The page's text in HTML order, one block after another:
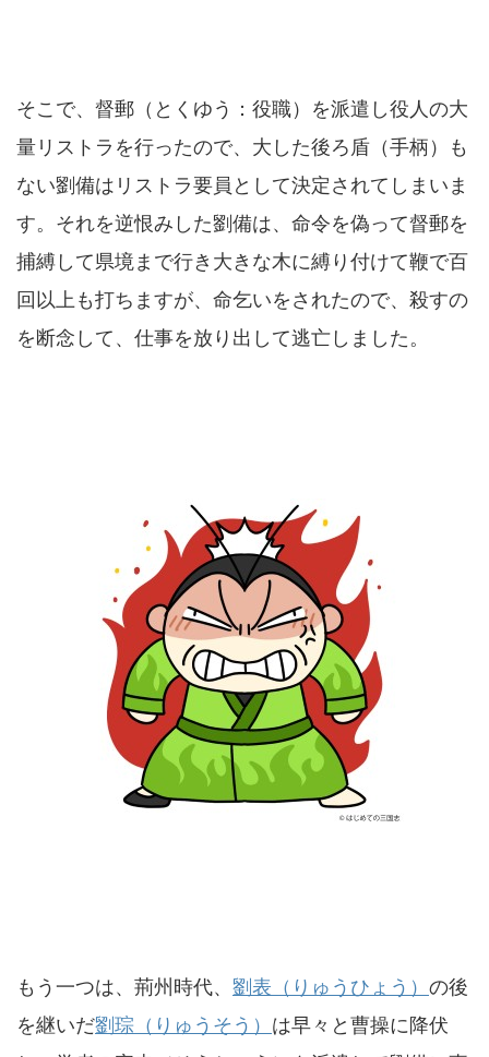
そこで、督郵（とくゆう：役職）を派遣し役人の大
量リストラを行ったので、大した後ろ盾（手柄）も
ない劉備はリストラ要員として決定されてしまいま
す。それを逆恨みした劉備は、命令を偽って督郵を
捕縛して県境まで行き大きな木に縛り付けて鞭で百
回以上も打ちますが、命乞いをされたので、殺すの
を断念して、仕事を放り出して逃亡しました。
もう一つは、荊州時代、 劉表（りゅうひょう） の後
を継いだ劉琮（りゅうそう） は早々と曹操に降伏